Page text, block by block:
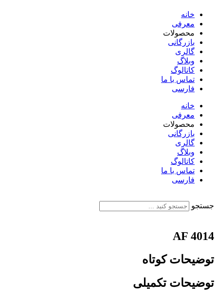
خانه
معرفی
محصولات
بازرگانی
گالری
وبلاگ
کاتالوگ
تماس با ما
فارسی
خانه
معرفی
محصولات
بازرگانی
گالری
وبلاگ
کاتالوگ
تماس با ما
فارسی
جستجو
AF 4014
توضیحات کوتاه
توضیحات تکمیلی